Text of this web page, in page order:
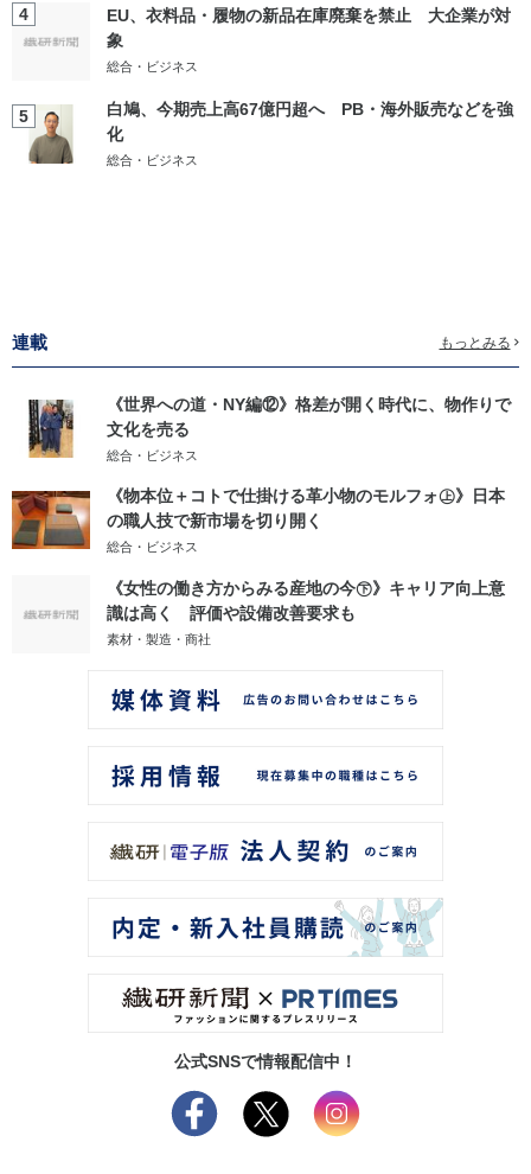
4
EU、衣料品・履物の新品在庫廃棄を禁止 大企業が対
象
総合・ビジネス
5
白鳩、今期売上高67億円超へ PB・海外販売などを強
化
総合・ビジネス
連載 もっとみる
《世界への道・NY編⑫》格差が開く時代に、物作りで
文化を売る
総合・ビジネス
《物本位＋コトで仕掛ける革小物のモルフォ㊤》日本
の職人技で新市場を切り開く
総合・ビジネス
《女性の働き方からみる産地の今㊦》キャリア向上意
識は高く 評価や設備改善要求も
素材・製造・商社
公式SNSで情報配信中！